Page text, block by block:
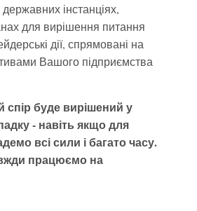
інстанціях,
для вирішення питання
дії, спрямовані на
Вашого підприємства
спір буде вирішений у
- навіть якщо для
всі сили і багато часу.
працюємо на